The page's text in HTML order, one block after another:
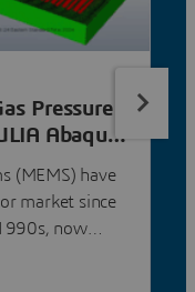
Pressure
Abaqus
(MEMS) have
market since
now